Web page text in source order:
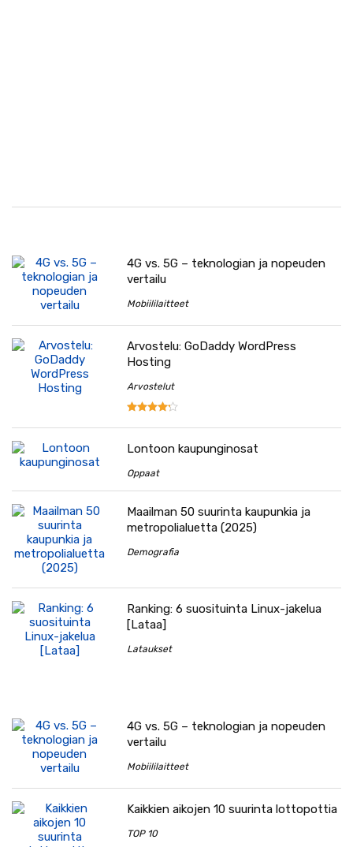
4G vs. 5G – teknologian ja nopeuden
vertailu
Mobiililaitteet
Arvostelu: GoDaddy WordPress
Hosting
Arvostelut
Lontoon kaupunginosat
Oppaat
Maailman 50 suurinta kaupunkia ja
metropolialuetta (2025)
Demografia
Ranking: 6 suosituinta Linux-jakelua
[Lataa]
Lataukset
4G vs. 5G – teknologian ja nopeuden
vertailu
Mobiililaitteet
Kaikkien aikojen 10 suurinta lottopottia
TOP 10